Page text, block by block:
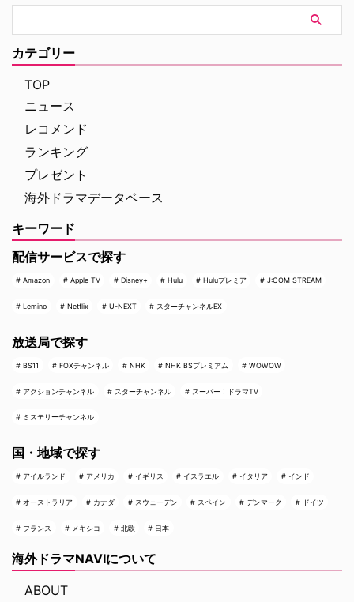
カテゴリー
TOP
ニュース
レコメンド
ランキング
プレゼント
海外ドラマデータベース
キーワード
配信サービスで探す
Amazon Apple TV Disney+ Hulu Huluプレミア J:COM STREAM
Lemino Netflix U-NEXT スターチャンネルEX
放送局で探す
BS11 FOXチャンネル NHK NHK BSプレミアム WOWOW
アクションチャンネル スターチャンネル スーパー！ドラマTV
ミステリーチャンネル
国・地域で探す
アイルランド アメリカ イギリス イスラエル イタリア インド
オーストラリア カナダ スウェーデン スペイン デンマーク ドイツ
フランス メキシコ 北欧 日本
海外ドラマNAVIについて
ABOUT